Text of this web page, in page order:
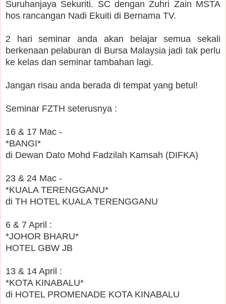
Suruhanjaya Sekuriti. SC dengan Zuhri Zain MSTA
hos rancangan Nadi Ekuiti di Bernama TV.
2 hari seminar anda akan belajar semua sekali
berkenaan pelaburan di Bursa Malaysia jadi tak perlu
ke kelas dan seminar tambahan lagi.
Jangan risau anda berada di tempat yang betul!
Seminar FZTH seterusnya :
16 & 17 Mac -
*BANGI*
di Dewan Dato Mohd Fadzilah Kamsah (DIFKA)
23 & 24 Mac -
*KUALA TERENGGANU*
di TH HOTEL KUALA TERENGGANU
6 & 7 April :
*JOHOR BHARU*
HOTEL GBW JB
13 & 14 April :
*KOTA KINABALU*
di HOTEL PROMENADE KOTA KINABALU